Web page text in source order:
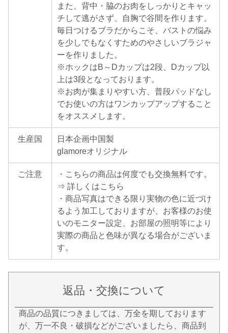
また、背中・脇のお肉をしっかりとキャッ
チして逃がさず、自胸で谷間を作ります。
毎日つけるブラだからこそ、バストの悩み
を少しでもなくすためのやさしいブラジャ
ーを作りました。
※ホックはB～Dカップは2段、Dカップ以
上は3段となっております。
※お肉が集まりやすい方、普段パッドなし
でお使いの方はワンカップアップすること
をオススメします。
生産国
日本企画中国製
glamoreオリジナル
ご注意
・こちらの商品は何度でも交換無料です。
⇒ 詳しくはこちら
・商品写真はできる限り実物の色に近づけ
るよう加工しておりますが、お客様のお使
いのモニター設定、お部屋の照明等により
実際の商品と色味が異なる場合がございま
す。
返品・交換について
商品の品質につきましては、万全を期しております
が、万一不良・破損などがございましたら、商品到